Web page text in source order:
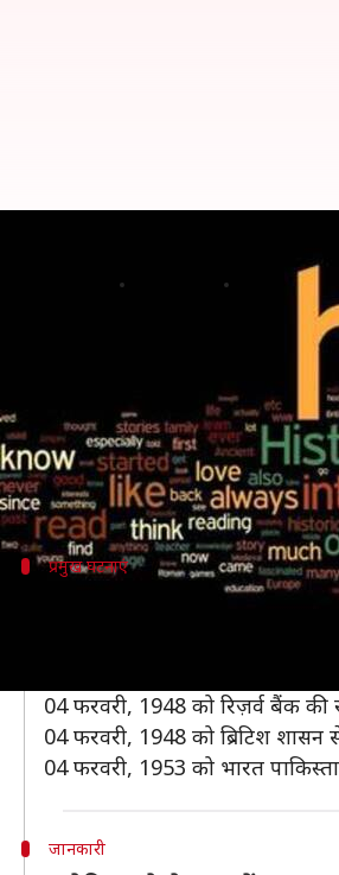
आज का इतिहास:
इतिहास से हमें न सिर्फ प्रमुख
खासतौर से उन छात्रों को अपनी
सरकारी नौकरी की परीक्षा में
प्रमुख घटनाएं
04 फरवरी, 1932 को तीसरे
04 फरवरी, 1948 को रिज़र्व बैंक की
04 फरवरी, 1948 को ब्रिटिश शासन
04 फरवरी, 1953 को भारत
जानकारी